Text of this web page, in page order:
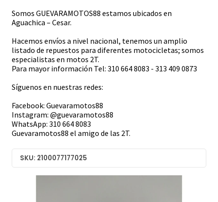
Somos GUEVARAMOTOS88 estamos ubicados en
Aguachica – Cesar.
Hacemos envíos a nivel nacional, tenemos un amplio
listado de repuestos para diferentes motocicletas; somos
especialistas en motos 2T.
Para mayor información Tel: 310 664 8083 - 313 409 0873
Síguenos en nuestras redes:
Facebook: Guevaramotos88
Instagram: @guevaramotos88
WhatsApp: 310 664 8083
Guevaramotos88 el amigo de las 2T.
SKU: 2100077177025